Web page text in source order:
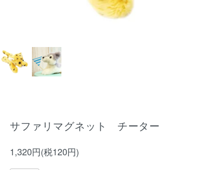
サファリマグネット チーター
1,320円(税120円)